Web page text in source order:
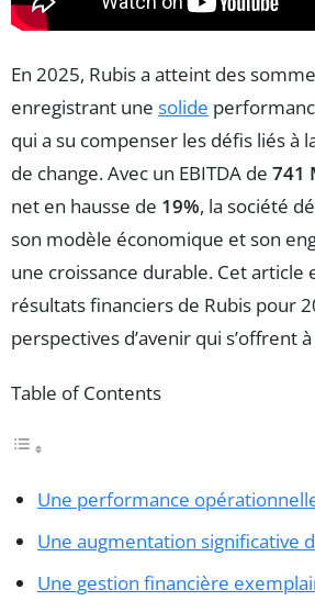
En 2025, Rubis a atteint des
enregistrant une solide
qui a su compenser les défis liés à
de change. Avec un EBITDA de 741
net en hausse de 19%, la société
son modèle économique et son
une croissance durable. Cet article
résultats financiers de Rubis pour
perspectives d’avenir qui s’offrent
Table of Contents
Une performance
Une augmentation significative
Une gestion financière